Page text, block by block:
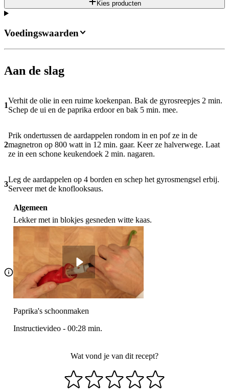
Kies producten
Aan de slag
1
Verhit de olie in een ruime koekenpan. Bak de gyrosreepjes 2 min.
Schep de ui en de paprika erdoor en bak 5 min. mee.
2
Prik ondertussen de aardappelen rondom in en pof ze in de
magnetron op 800 watt in 12 min. gaar. Keer ze halverwege. Laat
ze in een schone keukendoek 2 min. nagaren.
3
Leg de aardappelen op 4 borden en schep het gyrosmengsel erbij.
Serveer met de knoflooksaus.
Algemeen
Lekker met in blokjes gesneden witte kaas.
Paprika's schoonmaken
Instructievideo - 00:28 min.
Wat vond je van dit recept?
Voedingswaarden